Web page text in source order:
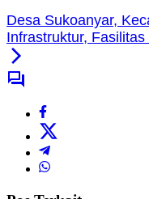
Desa Sukoanyar,
Infrastruktur,